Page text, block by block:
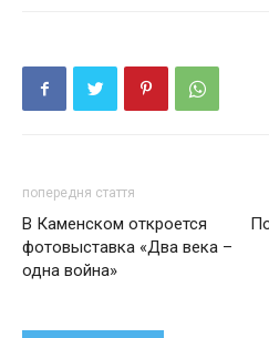
попередня стаття
В Каменском откроется
фотовыставка «Два века –
одна война»